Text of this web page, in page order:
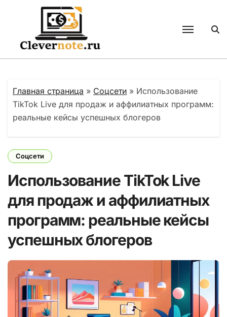
содержанию
Главная страница » Соцсети » Использование
TikTok Live для продаж и аффилиатных программ:
реальные кейсы успешных блогеров
Соцсети
Использование TikTok Live
для продаж и аффилиатных
программ: реальные кейсы
успешных блогеров